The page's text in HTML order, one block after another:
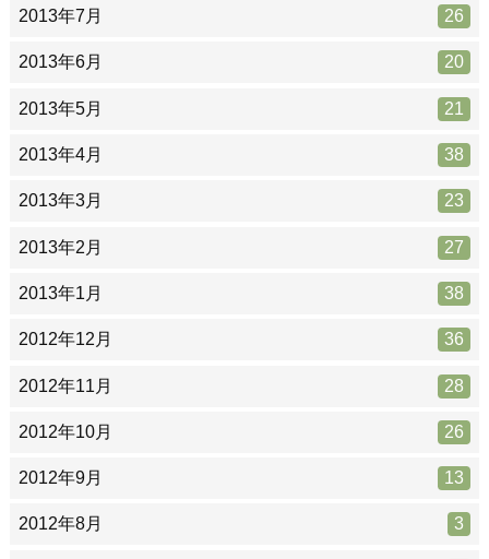
2013年7月 26
2013年6月 20
2013年5月 21
2013年4月 38
2013年3月 23
2013年2月 27
2013年1月 38
2012年12月 36
2012年11月 28
2012年10月 26
2012年9月 13
2012年8月 3